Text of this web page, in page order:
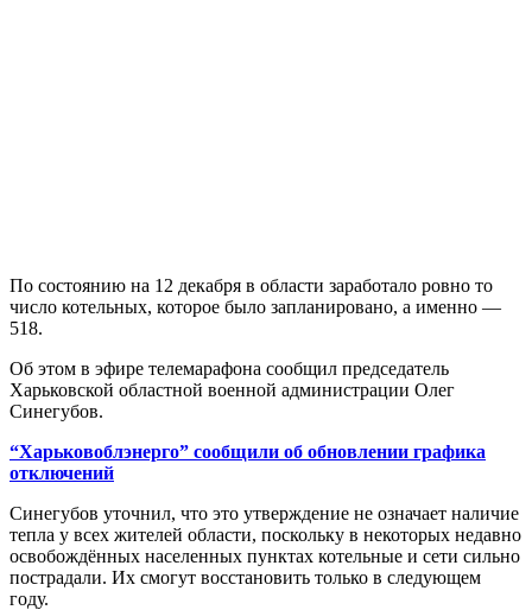
По состоянию на 12 декабря в области заработало ровно то
число котельных, которое было запланировано, а именно —
518.
Об этом в эфире телемарафона сообщил председатель
Харьковской областной военной администрации Олег
Синегубов.
“Харьковоблэнерго” сообщили об обновлении графика
отключений
Синегубов уточнил, что это утверждение не означает наличие
тепла у всех жителей области, поскольку в некоторых недавно
освобождённых населенных пунктах котельные и сети сильно
пострадали. Их смогут восстановить только в следующем
году.